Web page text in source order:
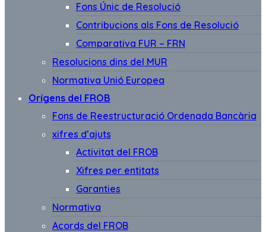
Fons Únic de Resolució
Contribucions als Fons de Resolució
Comparativa FUR – FRN
Resolucions dins del MUR
Normativa Unió Europea
Orígens del FROB
Fons de Reestructuració Ordenada Bancària
xifres d’ajuts
Activitat del FROB
Xifres per entitats
Garanties
Normativa
Acords del FROB